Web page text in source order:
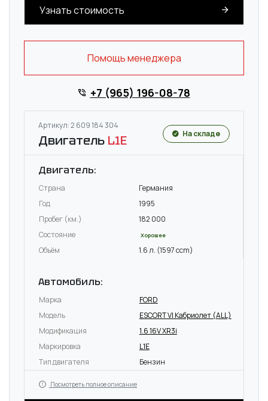
Узнать стоимость
Помощь менеджера
+7 (965) 196-08-78
Артикул: 2 609 184 304
Двигатель L1E На складе
Двигатель:
Страна
Германия
Год
1995
Пробег (км.)
182 000
Состояние
Хорошее
Объём 1.6 л. (1597 ccm)
Автомобиль:
Марка
FORD
Модель
ESCORT VI Кабриолет (ALL)
Модификация
1.6 16V XR3i
Маркировка
L1E
Тип двигателя
Бензин
Посмотреть полное описание